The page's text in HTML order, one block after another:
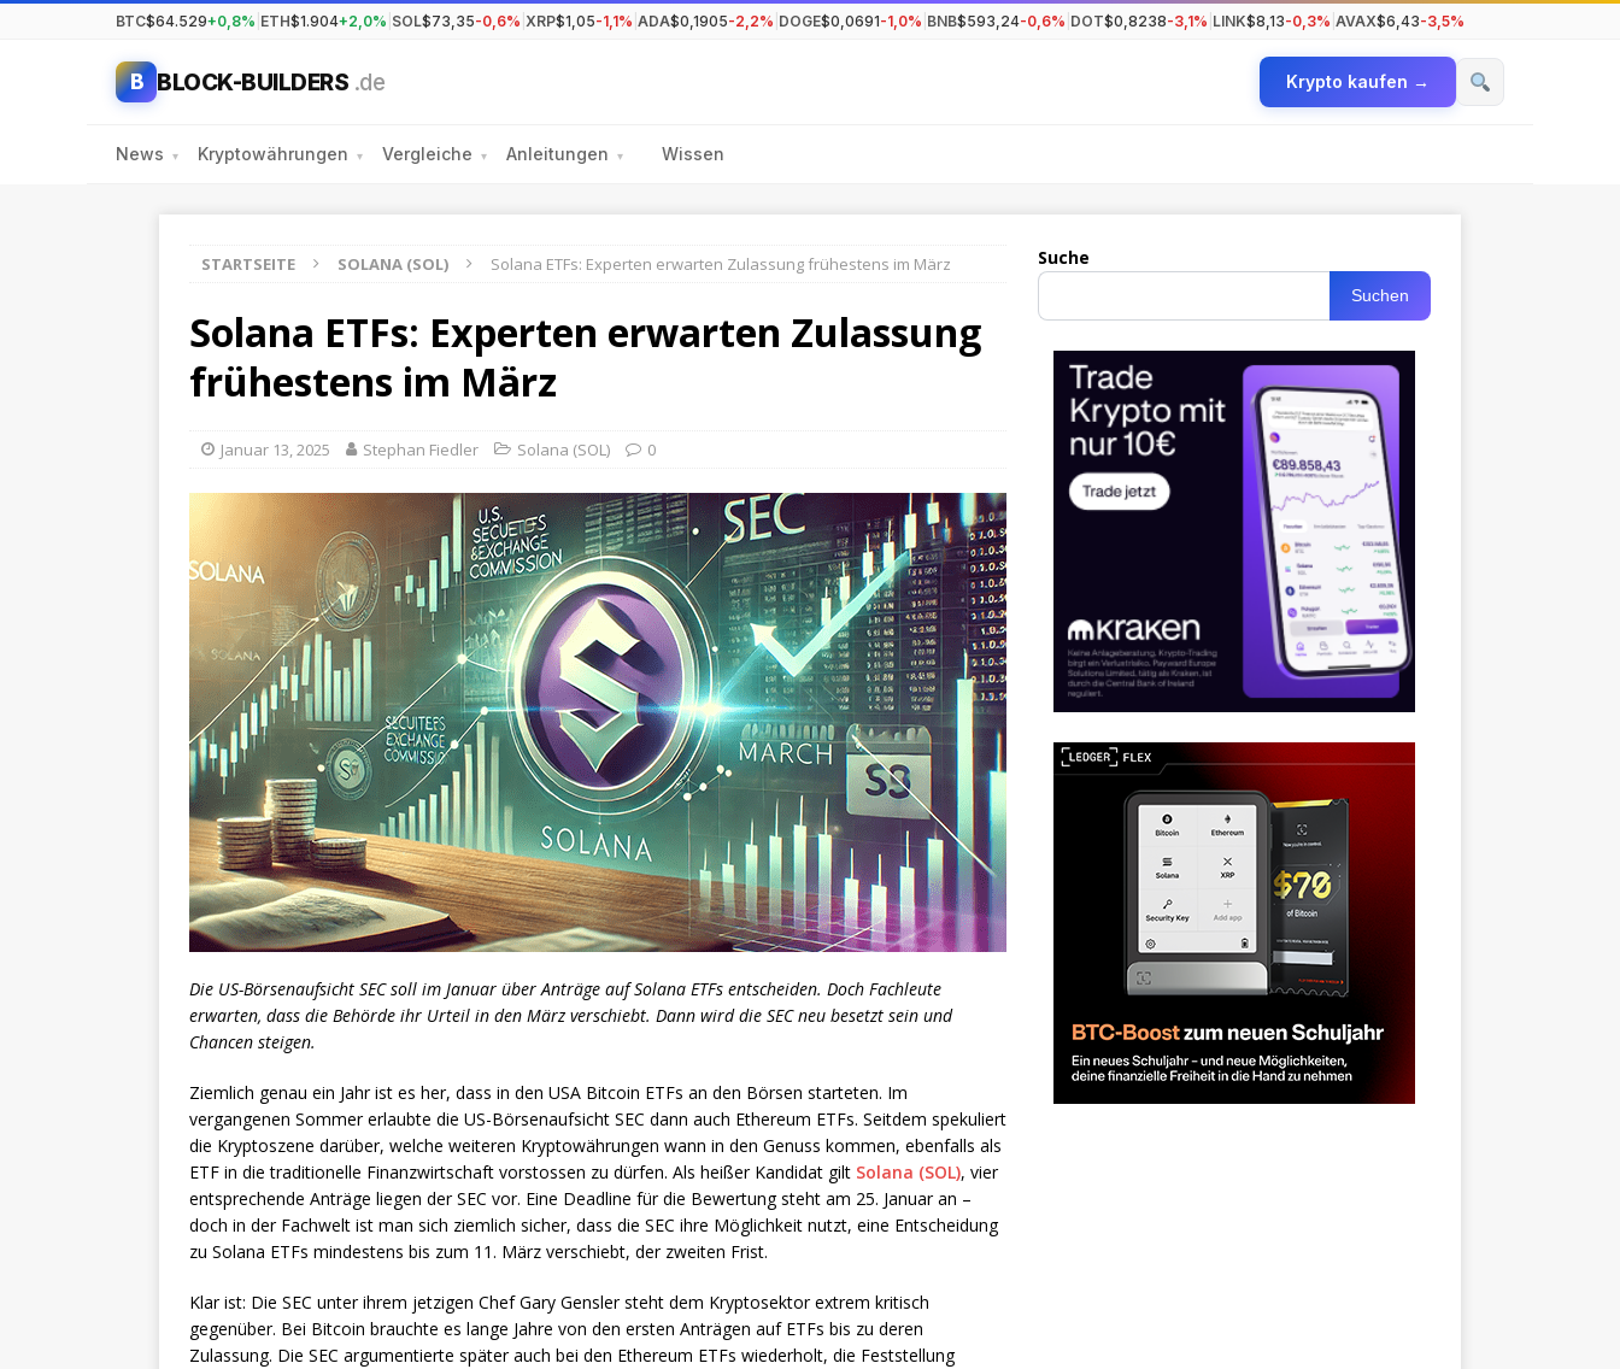
BTC$64.529+0,8% ETH$1.904+2,0% SOL$73,35-0,6% XRP$1,05-1,1% ADA$0,1905-2,2% DOGE$0,0691-1,0% BNB$593,24-0,6% DOT$0,8238-3,1% LINK$8,13-0,3% AVAX$6,43-3,5%
B BLOCK-BUILDERS .de Krypto kaufen →
News ▾ Kryptowährungen ▾ Vergleiche ▾ Anleitungen ▾ Wissen
STARTSEITE SOLANA (SOL) Solana ETFs: Experten erwarten Zulassung frühestens im März
Solana ETFs: Experten erwarten Zulassung
frühestens im März
Januar 13, 2025 Stephan Fiedler Solana (SOL) 0
Die US-Börsenaufsicht SEC soll im Januar über Anträge auf Solana ETFs entscheiden. Doch Fachleute
erwarten, dass die Behörde ihr Urteil in den März verschiebt. Dann wird die SEC neu besetzt sein und
Chancen steigen.
Ziemlich genau ein Jahr ist es her, dass in den USA Bitcoin ETFs an den Börsen starteten. Im
vergangenen Sommer erlaubte die US-Börsenaufsicht SEC dann auch Ethereum ETFs. Seitdem spekuliert
die Kryptoszene darüber, welche weiteren Kryptowährungen wann in den Genuss kommen, ebenfalls als
ETF in die traditionelle Finanzwirtschaft vorstossen zu dürfen. Als heißer Kandidat gilt Solana (SOL), vier
entsprechende Anträge liegen der SEC vor. Eine Deadline für die Bewertung steht am 25. Januar an –
doch in der Fachwelt ist man sich ziemlich sicher, dass die SEC ihre Möglichkeit nutzt, eine Entscheidung
zu Solana ETFs mindestens bis zum 11. März verschiebt, der zweiten Frist.
Klar ist: Die SEC unter ihrem jetzigen Chef Gary Gensler steht dem Kryptosektor extrem kritisch
gegenüber. Bei Bitcoin brauchte es lange Jahre von den ersten Anträgen auf ETFs bis zu deren
Zulassung. Die SEC argumentierte später auch bei den Ethereum ETFs wiederholt, die Feststellung
Suche
Suchen